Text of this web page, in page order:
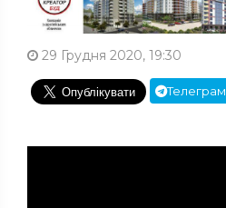
29 Грудня 2020, 19:30
Телеграм